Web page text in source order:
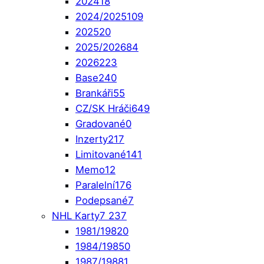
2024/2025109
202520
2025/202684
2026223
Base240
Brankáři55
CZ/SK Hráči649
Gradované0
Inzerty217
Limitované141
Memo12
Paralelní176
Podepsané7
NHL Karty7 237
1981/19820
1984/19850